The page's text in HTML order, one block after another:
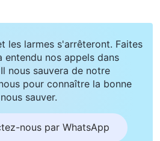
les larmes s'arrêteront. Faites
entendu nos appels dans
nous sauvera de notre
pour connaître la bonne
sauver.
nous par WhatsApp